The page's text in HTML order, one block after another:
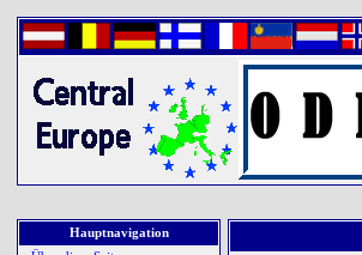
Hauptnavigation